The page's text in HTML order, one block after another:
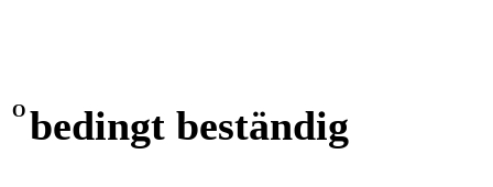
O bedingt beständig